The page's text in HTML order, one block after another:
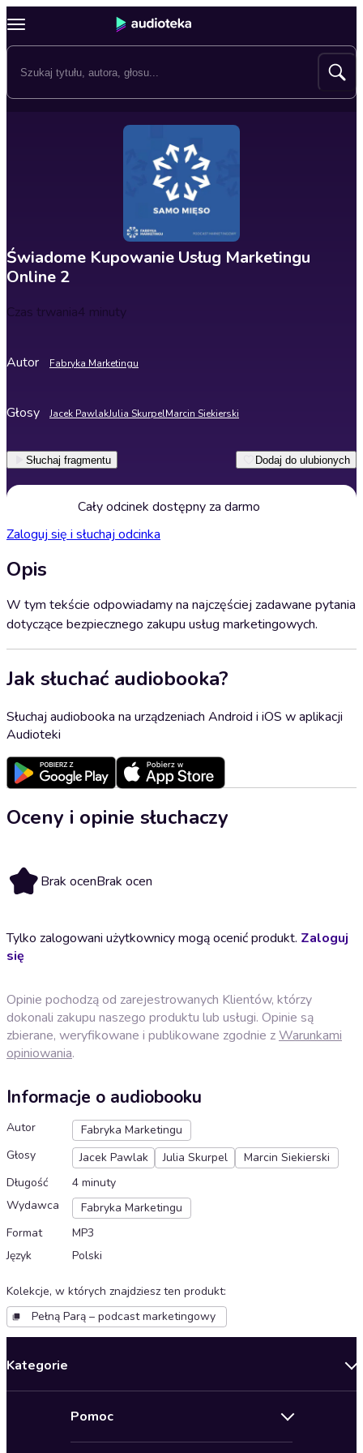
Świadome Kupowanie Usług Marketingu
Online 2
Czas trwania4 minuty
Autor Fabryka Marketingu
Głosy Jacek PawlakJulia SkurpelMarcin Siekierski
Słuchaj fragmentu Dodaj do ulubionych
Cały odcinek dostępny za darmo
Zaloguj się i słuchaj odcinka
Opis
W tym tekście odpowiadamy na najczęściej zadawane pytania
dotyczące bezpiecznego zakupu usług marketingowych.
Jak słuchać audiobooka?
Słuchaj audiobooka na urządzeniach Android i iOS w aplikacji
Audioteki
Oceny i opinie słuchaczy
Brak ocenBrak ocen
Tylko zalogowani użytkownicy mogą ocenić produkt. Zaloguj
się
Opinie pochodzą od zarejestrowanych Klientów, którzy
dokonali zakupu naszego produktu lub usługi. Opinie są
zbierane, weryfikowane i publikowane zgodnie zWarunkami
opiniowania.
Informacje o audiobooku
Autor
Fabryka Marketingu
Głosy
Jacek Pawlak Julia Skurpel
Marcin Siekierski
Długość
4 minuty
Wydawca
Fabryka Marketingu
Format
MP3
Język
Polski
Kolekcje, w których znajdziesz ten produkt:
Pełną Parą – podcast marketingowy
Kategorie
Pomoc